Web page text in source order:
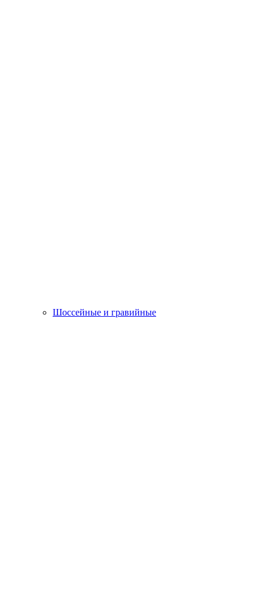
Шоссейные и гравийные